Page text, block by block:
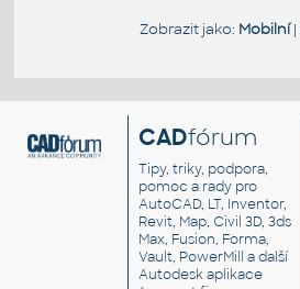
Zobrazit jako: Mobilní|
CADfórum
Tipy, triky, podpora,
pomoc a rady pro
AutoCAD, LT, Inventor,
Revit, Map, Civil 3D, 3ds
Max, Fusion, Forma,
Vault, PowerMill a další
Autodesk aplikace